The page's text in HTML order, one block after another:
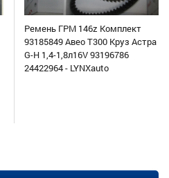
Ремень ГРМ 146z Комплект
93185849 Авео Т300 Круз Астра
G-H 1,4-1,8л16V 93196786
24422964 - LYNXauto